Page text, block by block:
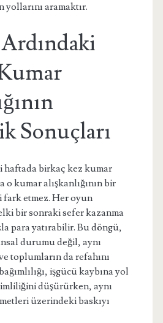
yollarını aramaktır.
Sonuçları
birkaç kez kumar
kumar alışkanlığının bir
etmez. Her oyun
bir sonraki sefer kazanma
para yatırabilir. Bu döngü,
durumu değil, aynı
toplumların da refahını
işgücü kaybına yol
düşürürken, aynı
üzerindeki baskıyı